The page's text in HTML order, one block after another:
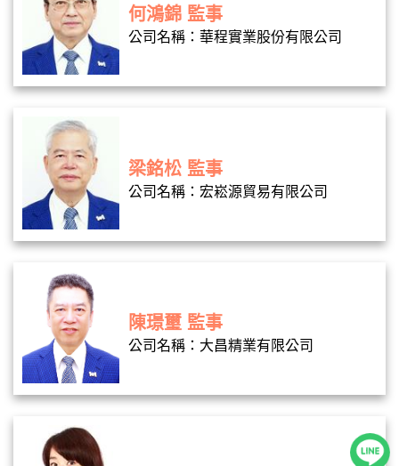
何鴻錦 監事
公司名稱：華程實業股份有限公司
梁銘松 監事
公司名稱：宏崧源貿易有限公司
陳璟璽 監事
公司名稱：大昌精業有限公司